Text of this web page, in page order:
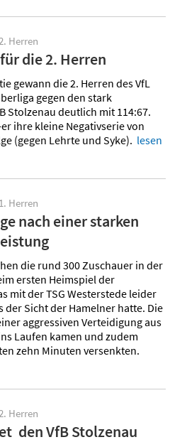
Herren
die 2. Herren
gewann die 2. Herren des VfL
gegen den stark
Stolzenau deutlich mit 114:67.
ihre kleine Negativserie von
(gegen Lehrte und Syke). lesen
Herren
nach einer starken
die rund 300 Zuschauer in der
ersten Heimspiel der
mit der TSG Westerstede leider
der Sicht der Hamelner hatte. Die
aggressiven Verteidigung aus
Laufen kamen und zudem
zehn Minuten versenkten.
Herren
den VfB Stolzenau